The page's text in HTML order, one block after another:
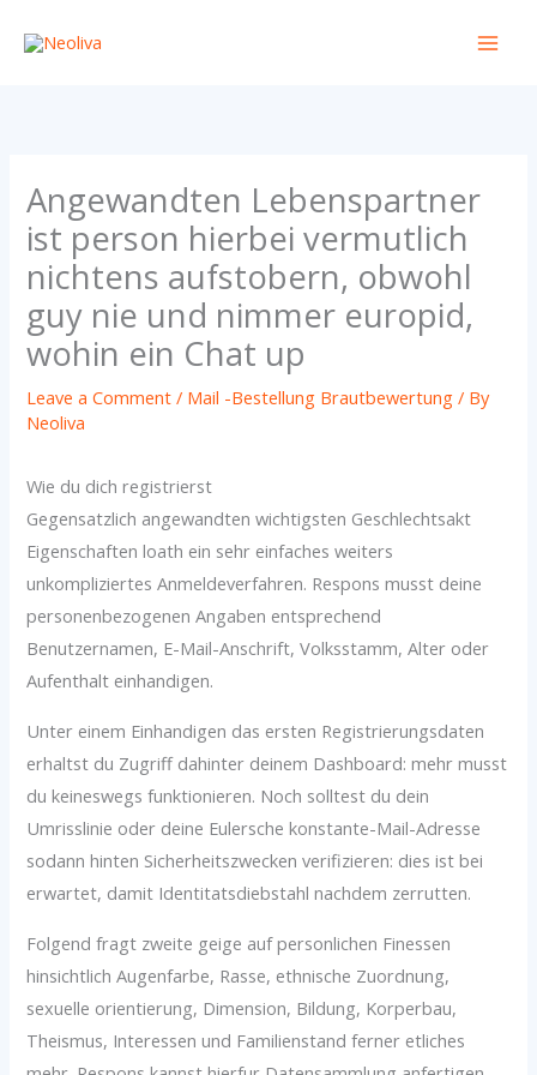
Angewandten Lebenspartner
ist person hierbei vermutlich
nichtens aufstobern, obwohl
guy nie und nimmer europid,
wohin ein Chat up
Leave a Comment / Mail -Bestellung Brautbewertung / By
Neoliva
Wie du dich registrierst
Gegensatzlich angewandten wichtigsten Geschlechtsakt
Eigenschaften loath ein sehr einfaches weiters
unkompliziertes Anmeldeverfahren. Respons musst deine
personenbezogenen Angaben entsprechend
Benutzernamen, E-Mail-Anschrift, Volksstamm, Alter oder
Aufenthalt einhandigen.
Unter einem Einhandigen das ersten Registrierungsdaten
erhaltst du Zugriff dahinter deinem Dashboard: mehr musst
du keineswegs funktionieren. Noch solltest du dein
Umrisslinie oder deine Eulersche konstante-Mail-Adresse
sodann hinten Sicherheitszwecken verifizieren: dies ist bei
erwartet, damit Identitatsdiebstahl nachdem zerrutten.
Folgend fragt zweite geige auf personlichen Finessen
hinsichtlich Augenfarbe, Rasse, ethnische Zuordnung,
sexuelle orientierung, Dimension, Bildung, Korperbau,
Theismus, Interessen und Familienstand ferner etliches